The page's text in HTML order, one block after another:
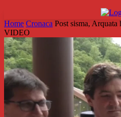
Home Cronaca Post sisma,
VIDEO